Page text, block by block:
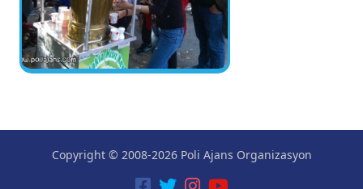
Copyright © 2008-2026 Poli Ajans Organizasyon